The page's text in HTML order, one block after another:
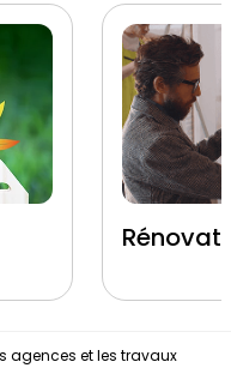
agences et les travaux